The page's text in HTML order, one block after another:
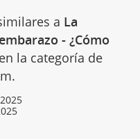
a La
- ¿Cómo
la categoría de